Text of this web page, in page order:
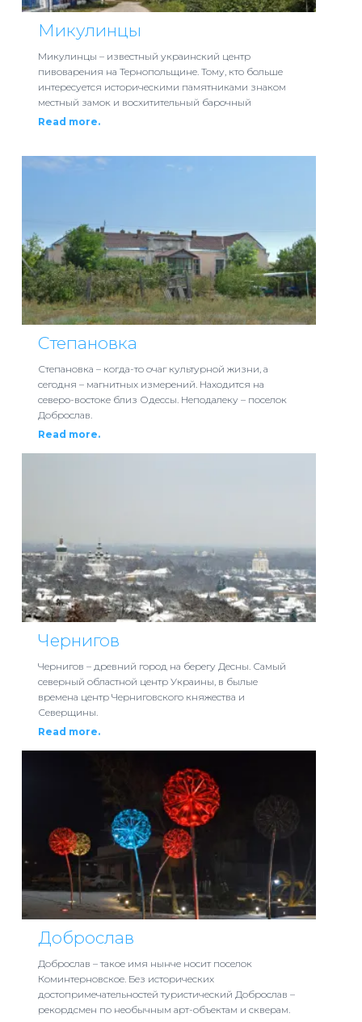
Микулинцы
Микулинцы – известный украинский центр
пивоварения на Тернопольщине. Тому, кто больше
интересуется историческими памятниками знаком
местный замок и восхитительный барочный
Read more.
Степановка
Степановка – когда-то очаг культурной жизни, а
сегодня – магнитных измерений. Находится на
северо-востоке близ Одессы. Неподалеку – поселок
Доброслав.
Read more.
Чернигов
Чернигов – древний город на берегу Десны. Самый
северный областной центр Украины, в былые
времена центр Черниговского княжества и
Северщины.
Read more.
Доброслав
Доброслав – такое имя нынче носит поселок
Коминтерновское. Без исторических
достопримечательностей туристический Доброслав –
рекордсмен по необычным арт-объектам и скверам.